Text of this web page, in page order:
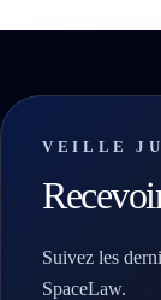
VEILLE
Suivez les
SpaceLaw.